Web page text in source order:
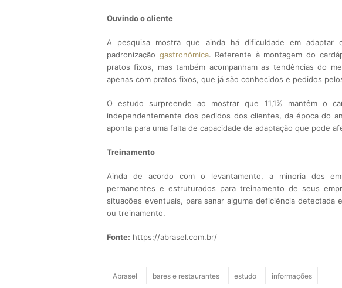
Ouvindo o cliente
A pesquisa mostra que ainda há dificuldade em
padronização gastronômica. Referente à montagem do
pratos fixos, mas também acompanham as tendências do
apenas com pratos fixos, que já são conhecidos e pedidos
O estudo surpreende ao mostrar que 11,1% mantêm o
independentemente dos pedidos dos clientes, da época do
aponta para uma falta de capacidade de adaptação que pode
Treinamento
Ainda de acordo com o levantamento, a minoria dos
permanentes e estruturados para treinamento de seus
situações eventuais, para sanar alguma deficiência detectada
ou treinamento.
Fonte: https://abrasel.com.br/
Abrasel bares e restaurantes estudo informações